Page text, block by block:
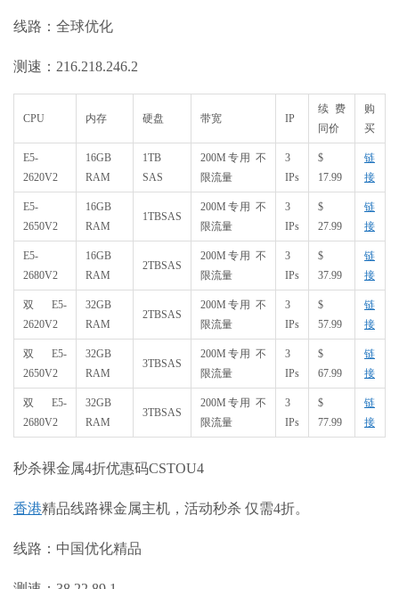
线路：全球优化
测速：216.218.246.2
CPU 内存 硬盘 带宽 IP
续费
同价
购
买
E5-
2620V2
16GB
RAM
1TB
SAS
200M专用 不
限流量
3
IPs
$
17.99
链
接
E5-
2650V2
16GB
RAM
1TBSAS
200M专用 不
限流量
3
IPs
$
27.99
链
接
E5-
2680V2
16GB
RAM
2TBSAS
200M专用 不
限流量
3
IPs
$
37.99
链
接
双E5-
2620V2
32GB
RAM
2TBSAS
200M专用 不
限流量
3
IPs
$
57.99
链
接
双E5-
2650V2
32GB
RAM
3TBSAS
200M专用 不
限流量
3
IPs
$
67.99
链
接
双E5-
2680V2
32GB
RAM
3TBSAS
200M专用 不
限流量
3
IPs
$
77.99
链
接
秒杀裸金属4折优惠码CSTOU4
香港精品线路裸金属主机，活动秒杀 仅需4折。
线路：中国优化精品